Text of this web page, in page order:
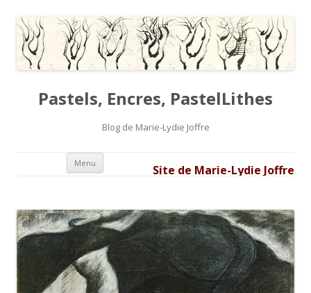
Pastels, Encres, PastelLithes
Blog de Marie-Lydie Joffre
Menu Aller au contenu principal
Site de Marie-Lydie Joffre